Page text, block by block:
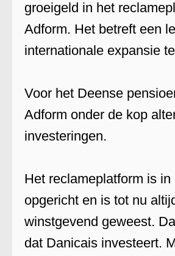
groeigeld in het
Adform. Het betreft een
internationale expansie
Voor het Deense
Adform onder de kop
investeringen.
Het reclameplatform is in
opgericht en is tot nu
winstgevend geweest.
dat Danicais investeert.